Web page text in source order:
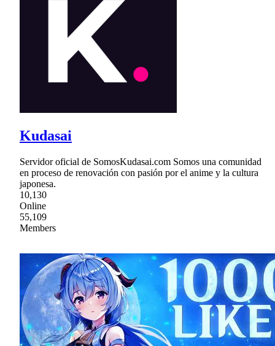
Kudasai
Servidor oficial de SomosKudasai.com Somos una comunidad
en proceso de renovación con pasión por el anime y la cultura
japonesa.
10,130
Online
55,109
Members